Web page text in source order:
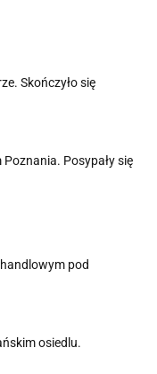
Skończyło się
Posypały się
pod
osiedlu.